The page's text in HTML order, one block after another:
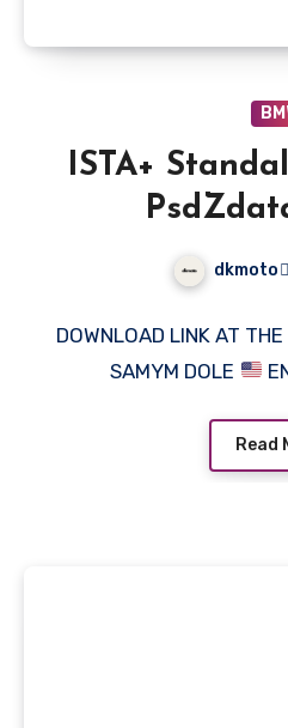
ISTA+
dkmoto
DOWNLOAD LINK AT
SAMYM DOLE
Read